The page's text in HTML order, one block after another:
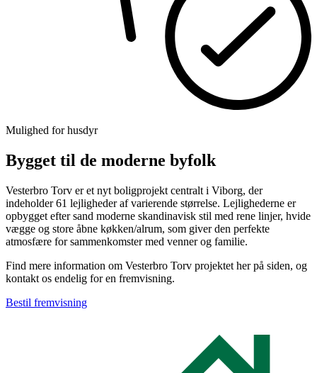
Mulighed for husdyr
Bygget til de moderne byfolk
Vesterbro Torv er et nyt boligprojekt centralt i Viborg, der
indeholder 61 lejligheder af varierende størrelse. Lejlighederne er
opbygget efter sand moderne skandinavisk stil med rene linjer, hvide
vægge og store åbne køkken/alrum, som giver den perfekte
atmosfære for sammenkomster med venner og familie.
Find mere information om Vesterbro Torv projektet her på siden, og
kontakt os endelig for en fremvisning.
Bestil fremvisning